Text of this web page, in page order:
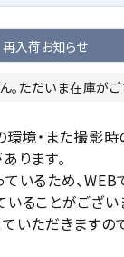
再入荷お知らせ
。ただいま在庫がご
境・また撮影
ります。
いるため、WEB
ることがござい
いただきますの